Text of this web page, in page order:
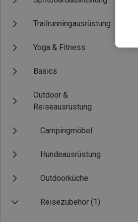
Trailrunningausrüstung
Yoga & Fitness
Basics
Outdoor &
Reiseausrüstung
Campingmöbel
Hundeausrüstung
Outdoorküche
Reisezubehör (1)